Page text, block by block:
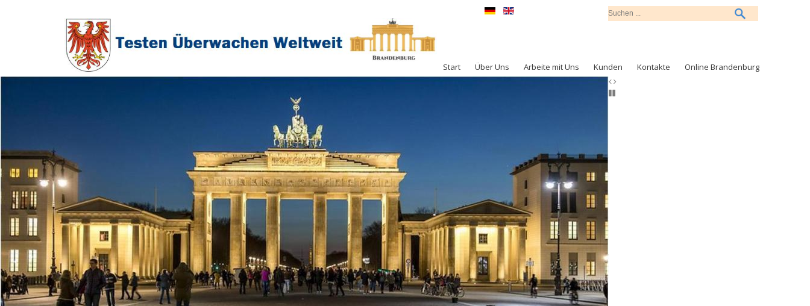
Start Über Uns Arbeite mit Uns Kunden Kontakte Online Brandenburg